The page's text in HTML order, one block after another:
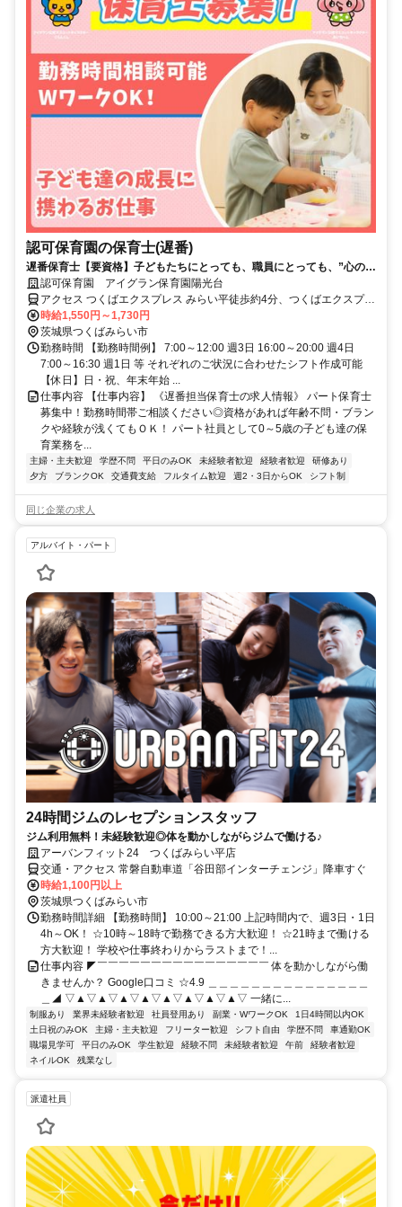
認可保育園の保育士(遅番)
遅番保育士【要資格】子どもたちにとっても、職員にとっても、”心の基
地”となる保育園を目指しています！
認可保育園 アイグラン保育園陽光台
アクセス つくばエクスプレス みらい平徒歩約4分、つくばエクスプレ
ス みどりの東出口徒歩約55分、関東鉄道常総線 小絹徒歩約67分
時給1,550円～1,730円
茨城県つくばみらい市
勤務時間 【勤務時間例】 7:00～12:00 週3日 16:00～20:00 週4日
7:00～16:30 週1日 等 それぞれのご状況に合わせたシフト作成可能
【休日】日・祝、年末年始 ...
仕事内容 【仕事内容】 《遅番担当保育士の求人情報》 パート保育士
募集中！勤務時間帯ご相談ください◎資格があれば年齢不問・ブラン
クや経験が浅くてもＯＫ！ パート社員として0～5歳の子ども達の保
育業務を...
主婦・主夫歓迎 学歴不問 平日のみOK 未経験者歓迎 経験者歓迎
研修あり
夕方
ブランクOK 交通費支給 フルタイム歓迎 週2・3日からOK シフト制
同じ企業の求人
アルバイト・パート
24時間ジムのレセプションスタッフ
ジム利用無料！未経験歓迎◎体を動かしながらジムで働ける♪
アーバンフィット24 つくばみらい平店
交通・アクセス 常磐自動車道「谷田部インターチェンジ」降車すぐ
時給1,100円以上
茨城県つくばみらい市
勤務時間詳細 【勤務時間】 10:00～21:00 上記時間内で、週3日・1日
4h～OK！ ☆10時～18時で勤務できる方大歓迎！ ☆21時まで働ける
方大歓迎！ 学校や仕事終わりからラストまで！...
仕事内容 ◤￣￣￣￣￣￣￣￣￣￣￣￣￣￣￣￣ 体を動かしながら働
きませんか？ Google口コミ ☆4.9 ＿＿＿＿＿＿＿＿＿＿＿＿＿＿＿
＿◢ ▽▲▽▲▽▲▽▲▽▲▽▲▽▲▽▲▽ 一緒に...
制服あり 業界未経験者歓迎 社員登用あり 副業・WワークOK
1日4時間以内OK
土日祝のみOK
主婦・主夫歓迎 フリーター歓迎 シフト自由 学歴不問
車通勤OK
職場見学可
平日のみOK 学生歓迎 経験不問 未経験者歓迎 午前
経験者歓迎
ネイルOK
残業なし
派遣社員